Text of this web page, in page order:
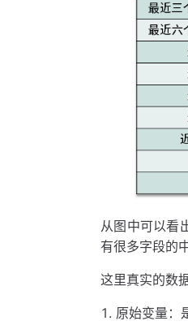
从图中可以看
有很多字段的
这里真实的数
原始变量：